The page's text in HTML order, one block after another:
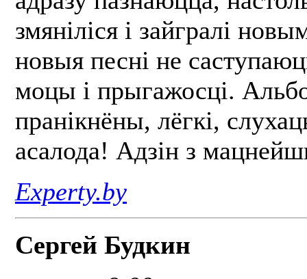
змяніліся і зайгралі
новыя песні не
моцы і прыгажосці.
пранікнёны, лёгкі,
асалода! Адзін з
Experty.by
Сергей Будкин